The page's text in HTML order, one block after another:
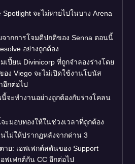
Spotlight จะไม่หายไปในบาง Arena
จากการโจมตีปกติของ Senna ตอนนี้
อย่างถูกต้อง
ปี้ยน Divinicorp ที่ถูกจำลองร่างโดย
ง Viego จะไม่เปิดใช้งานโบนัส
กต่อไป
ะทำงานอย่างถูกต้องกับร่างโคลน
ะมอบทองให้ในช่วงเวลาที่ถูกต้อง
ไม่ให้ปรากฏหลังจากด่าน 3
ย: เอฟเฟกต์สตันของ Support
ฟเฟกต์กัน CC อีกต่อไป